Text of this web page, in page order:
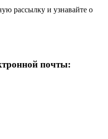
рассылку и узнавайте о
почты: